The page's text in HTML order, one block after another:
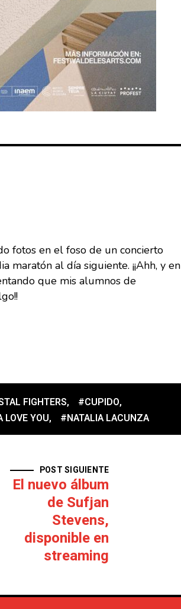
fotos en el foso de un concierto
maratón al día siguiente. ¡¡Ahh, y en
que mis alumnos de
FIGHTERS, #CUPIDO,
LOVE YOU, #NATALIA LACUNZA
POST SIGUIENTE
El nuevo álbum
de Sufjan
Stevens,
disponible en
streaming